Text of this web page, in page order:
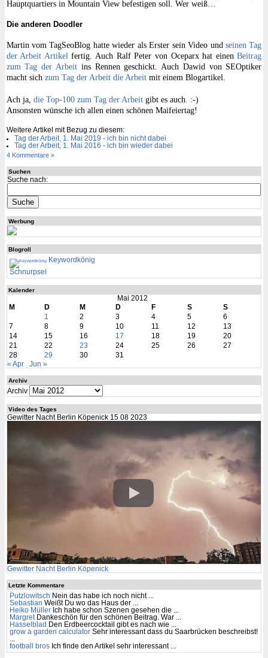
Hauptquartiers in Mountain View befestigen soll. Wer weiß…
Die anderen Doodler
Martin vom TagSeoBlog hatte wieder als Erster sein Video undseinen Tag
der Arbeit Artikelfertig. Auch Ralf Peter von Oceparx hat einenBeitrag
zum Tag der Arbeitins Rennen geschickt. Auch Dawid von SEOptiker
macht sich zum Tag der Arbeit die Arbeitmit einem Blogartikel.
Ach ja, die Top-100 zum Tag der Arbeitgibt es auch. :-)
Ansonsten wünsche ich allen einen schönen Maifeiertag!
Weitere Artikel mit Bezug zu diesem:
Tag der Arbeit, 1. Mai 2019 - ich bin nicht dabei
Tag der Arbeit, 1. Mai 2016 - ich bin wieder dabei
4 Kommentare »
Suchen
Suche nach:
Werbung
Blogroll
Keywordkönig
Schnurpsel
Kalender
Mai 2012
M
D M D F S
S
1
2 3 4 5
6
7
8 9 10 11 12
13
14
15 16 17 18 19
20
21
22 23 24 25 26
27
28
29 30
31
« Apr
Jun »
Archiv
Archiv
Video des Tages
Gewitter Nacht Berlin Köpenick 15 08 2023
Gewitter Nacht Berlin Köpenick
Letzte Kommentare
Putzlowitsch Nein das habe ich noch nicht ...
Sebastian Weißt Du wo das Haus der ...
Heiko Müller Ich habe schon Szenen gesehen die ...
Margret Dankeschön für den schönen Beitrag. War ...
Hasselblad Den Erdbeercocktail gibt es nach wie ...
grow a garden calculator Sehr interessant dass du Saarbrücken beschreibst!
football bros Ich finde den Artikel sehr interessant ...